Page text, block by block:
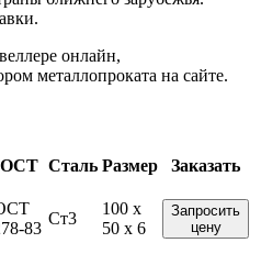
онлайн,
металлопроката на сайте.
Сталь Размер
Заказать
83
Ст3
100 x
50 x 6
Запросить
цену